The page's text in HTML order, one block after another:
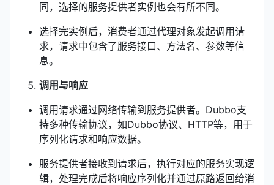
同，选择的服务提供者实例也会有所不同。
选择完实例后，消费者通过代理对象发起调用请
求，请求中包含了服务接口、方法名、参数等信
息。
调用与响应
调用请求通过网络传输到服务提供者。Dubbo支
持多种传输协议，如Dubbo协议、HTTP等，用于
序列化请求和响应数据。
服务提供者接收到请求后，执行对应的服务实现逻
辑，处理完成后将响应序列化并通过原路返回给消